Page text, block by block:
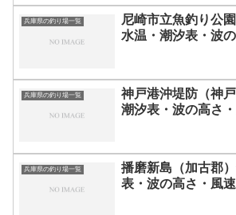
兵庫県の釣り場一覧
尼崎市立魚釣り公
水温・潮汐表・波
兵庫県の釣り場一覧
神戸港沖堤防（神
潮汐表・波の高さ
兵庫県の釣り場一覧
播磨新島（加古郡
表・波の高さ・風速